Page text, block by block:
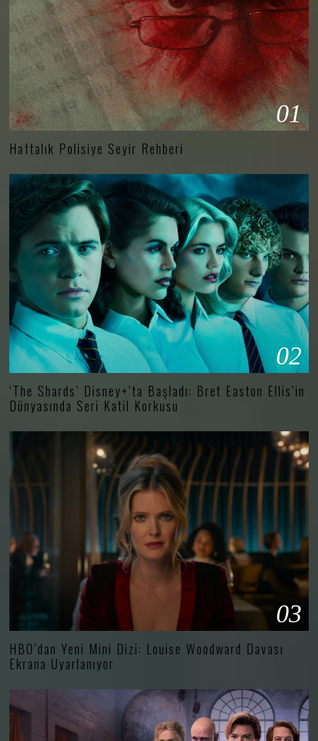
01
Haftalık Polisiye Seyir Rehberi
02
‘The Shards’ Disney+’ta Başladı: Bret Easton Ellis’in
Dünyasında Seri Katil Korkusu
03
HBO’dan Yeni Mini Dizi: Louise Woodward Davası
Ekrana Uyarlanıyor